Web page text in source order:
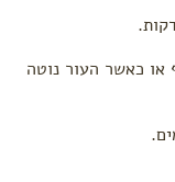
או כאשר העור נוטה